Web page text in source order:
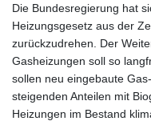
Die Bundesregierung hat
Heizungsgesetz aus der
zurückzudrehen. Der
Gasheizungen soll so
sollen neu eingebaute
steigenden Anteilen mit
Heizungen im Bestand